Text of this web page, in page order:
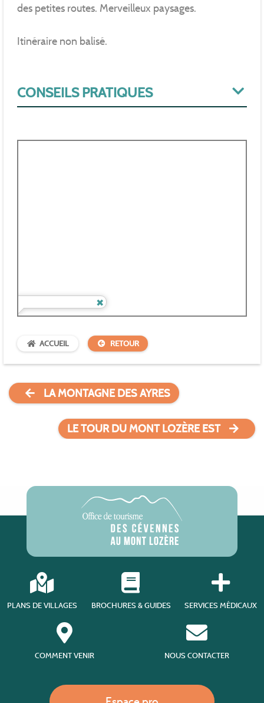
des petites routes. Merveilleux paysages.
Itinéraire non balisé.
CONSEILS PRATIQUES
ACCUEIL RETOUR
LA MONTAGNE DES AYRES
LE TOUR DU MONT LOZÈRE EST
PLANS DE VILLAGES BROCHURES & GUIDES SERVICES MÉDICAUX
COMMENT VENIR NOUS CONTACTER